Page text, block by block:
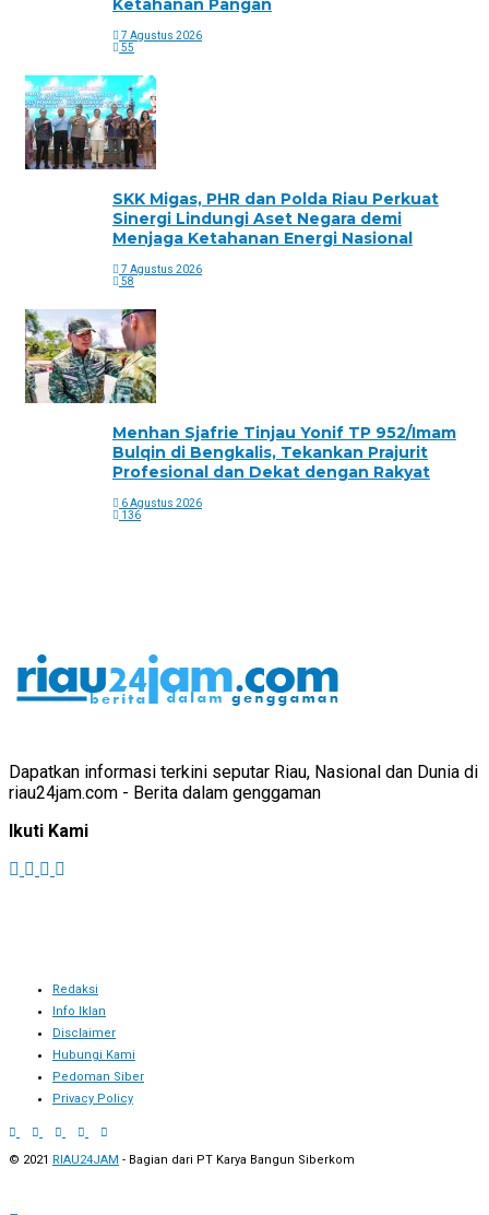
Ketahanan Pangan
7 Agustus 2026
55
SKK Migas, PHR dan Polda Riau Perkuat
Sinergi Lindungi Aset Negara demi
Menjaga Ketahanan Energi Nasional
7 Agustus 2026
58
Menhan Sjafrie Tinjau Yonif TP 952/Imam
Bulqin di Bengkalis, Tekankan Prajurit
Profesional dan Dekat dengan Rakyat
6 Agustus 2026
136
Dapatkan informasi terkini seputar Riau, Nasional dan Dunia di
riau24jam.com - Berita dalam genggaman
Ikuti Kami
Redaksi
Info Iklan
Disclaimer
Hubungi Kami
Pedoman Siber
Privacy Policy
© 2021 RIAU24JAM - Bagian dari PT Karya Bangun Siberkom